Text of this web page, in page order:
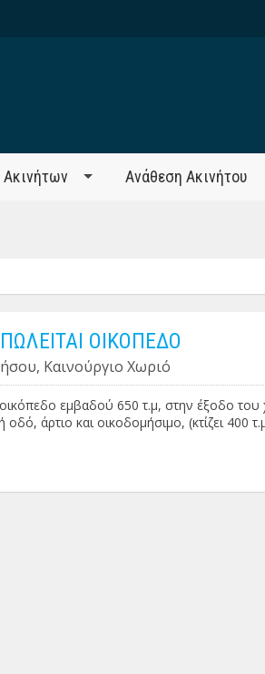
Ακινήτων Ανάθεση Ακινήτου
ΟΙΚΟΠΕΔΟ
Καινούργιο Χωριό
εμβαδού 650 τ.μ, στην έξοδο
άρτιο και οικοδομήσιμο, (κτίζει 400